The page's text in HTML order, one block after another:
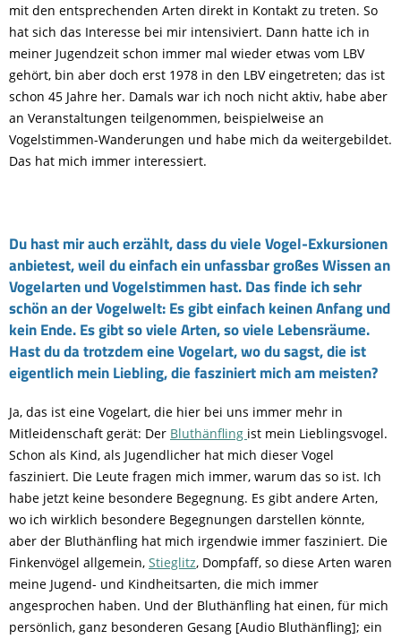
mit den entsprechenden Arten direkt in Kontakt zu treten. So
hat sich das Interesse bei mir intensiviert. Dann hatte ich in
meiner Jugendzeit schon immer mal wieder etwas vom LBV
gehört, bin aber doch erst 1978 in den LBV eingetreten; das ist
schon 45 Jahre her. Damals war ich noch nicht aktiv, habe aber
an Veranstaltungen teilgenommen, beispielweise an
Vogelstimmen-Wanderungen und habe mich da weitergebildet.
Das hat mich immer interessiert.
Du hast mir auch erzählt, dass du viele Vogel-Exkursionen
anbietest, weil du einfach ein unfassbar großes Wissen an
Vogelarten und Vogelstimmen hast. Das finde ich sehr
schön an der Vogelwelt: Es gibt einfach keinen Anfang und
kein Ende. Es gibt so viele Arten, so viele Lebensräume.
Hast du da trotzdem eine Vogelart, wo du sagst, die ist
eigentlich mein Liebling, die fasziniert mich am meisten?
Ja, das ist eine Vogelart, die hier bei uns immer mehr in
Mitleidenschaft gerät: Der Bluthänfling ist mein Lieblingsvogel.
Schon als Kind, als Jugendlicher hat mich dieser Vogel
fasziniert. Die Leute fragen mich immer, warum das so ist. Ich
habe jetzt keine besondere Begegnung. Es gibt andere Arten,
wo ich wirklich besondere Begegnungen darstellen könnte,
aber der Bluthänfling hat mich irgendwie immer fasziniert. Die
Finkenvögel allgemein, Stieglitz, Dompfaff, so diese Arten waren
meine Jugend- und Kindheitsarten, die mich immer
angesprochen haben. Und der Bluthänfling hat einen, für mich
persönlich, ganz besonderen Gesang [Audio Bluthänfling]; ein